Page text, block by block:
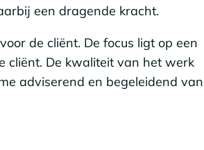
een dragende kracht.
de cliënt. De focus ligt op een
cliënt. De kwaliteit van het werk
adviserend en begeleidend van